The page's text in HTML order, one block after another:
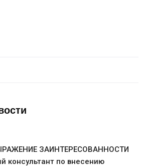
ЗАИНТЕРЕСОВАННОСТИ
консультант по внесению